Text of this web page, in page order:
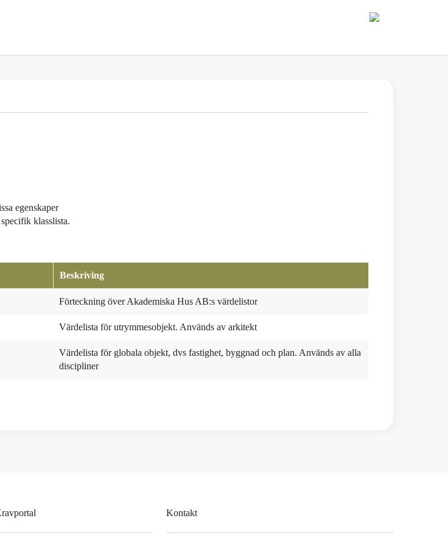
egenskaper
klasslista.
Beskriving
Förteckning över Akademiska Hus AB:s värdelistor
Värdelista för utrymmesobjekt. Används av arkitekt
Värdelista för globala objekt, dvs fastighet, byggnad och plan. Används av alla
discipliner
Kontakt